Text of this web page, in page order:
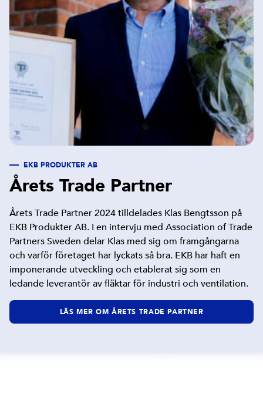
EKB PRODUKTER AB
Årets Trade Partner
Årets Trade Partner 2024 tilldelades Klas Bengtsson på
EKB Produkter AB. I en intervju med Association of Trade
Partners Sweden delar Klas med sig om framgångarna
och varför företaget har lyckats så bra. EKB har haft en
imponerande utveckling och etablerat sig som en
ledande leverantör av fläktar för industri och ventilation.
LÄS MER OM ÅRETS TRADE PARTNER